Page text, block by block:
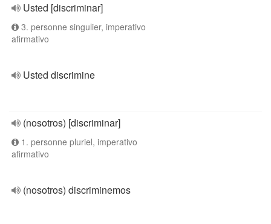
Usted [discriminar]
3. personne singulier, imperativo
afirmativo
Usted discrimine
(nosotros) [discriminar]
1. personne pluriel, imperativo
afirmativo
(nosotros) discriminemos